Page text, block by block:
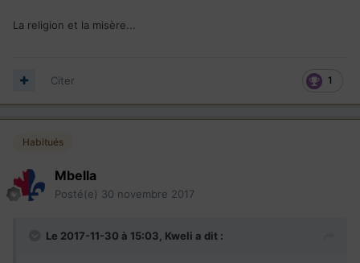
La religion et la misère...
1
Citer
Habitués
Mbella
Posté(e) 30 novembre 2017
Le 2017-11-30 à 15:03, Kweli a dit :